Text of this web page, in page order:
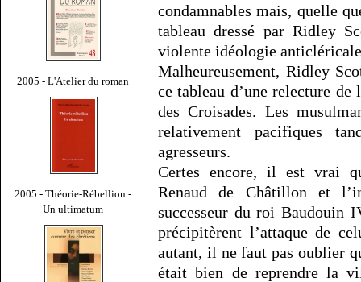
2005 - L'Atelier du roman
2005 - Théorie-Rébellion -
Un ultimatum
condamnables mais, quelle
tableau dressé par Ridley
violente idéologie
Malheureusement, Ridley
ce tableau d’une relecture
des Croisades. Les
relativement pacifiques
agresseurs.
Certes encore, il est vrai
Renaud de Châtillon et
successeur du roi Baudouin
précipitèrent l’attaque de
autant, il ne faut pas oublier
était bien de reprendre la